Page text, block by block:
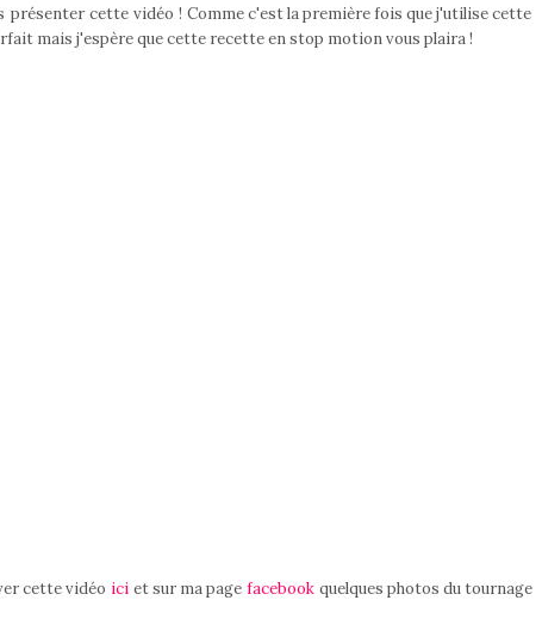
présenter cette vidéo ! Comme c'est la première fois que j'utilise cette
mais j'espère que cette recette en stop motion vous plaira !
cette vidéo ici et sur ma page facebook quelques photos du tournage